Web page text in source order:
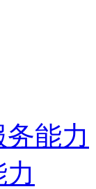
能力